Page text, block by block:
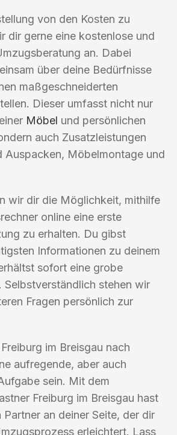
von den Kosten zu
dir gerne eine kostenlose und
an. Dabei
über deine Bedürfnisse
maßgeschneiderten
Dieser umfasst nicht nur
Möbel und persönlichen
auch Zusatzleistungen
Auspacken, Möbelmontage und
wir dir die Möglichkeit, mithilfe
online eine erste
zu erhalten. Du gibst
Informationen zu deinem
sofort eine grobe
Selbstverständlich stehen wir
Fragen persönlich zur
im Breisgau nach
aufregende, aber auch
sein. Mit dem
Freiburg im Breisgau hast
Partner an deiner Seite, der dir
erleichtert. Lass